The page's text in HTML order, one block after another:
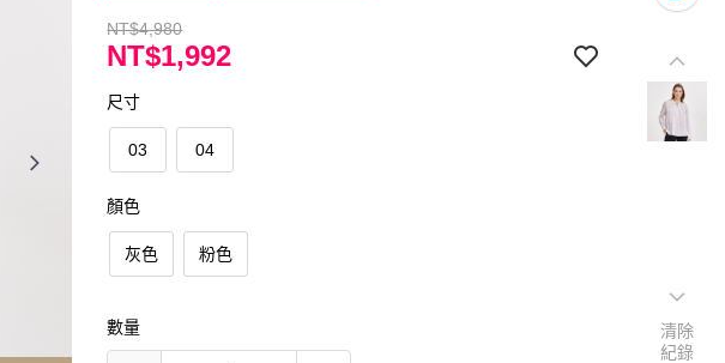
NT$4,980
NT$1,992
尺寸
03 04
顏色
灰色 粉色
數量
清除
紀錄